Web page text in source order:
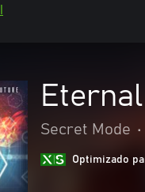
Secret Mode •
Optimizado